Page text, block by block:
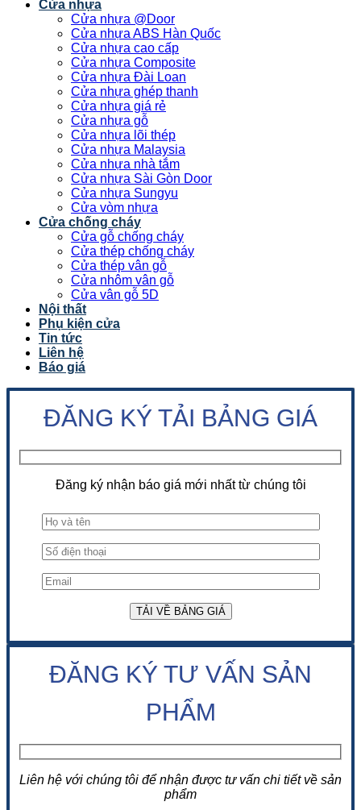
Cửa nhựa
Cửa nhựa @Door
Cửa nhựa ABS Hàn Quốc
Cửa nhựa cao cấp
Cửa nhựa Composite
Cửa nhựa Đài Loan
Cửa nhựa ghép thanh
Cửa nhựa giá rẻ
Cửa nhựa gỗ
Cửa nhựa lõi thép
Cửa nhựa Malaysia
Cửa nhựa nhà tắm
Cửa nhựa Sài Gòn Door
Cửa nhựa Sungyu
Cửa vòm nhựa
Cửa chống cháy
Cửa gỗ chống cháy
Cửa thép chống cháy
Cửa thép vân gỗ
Cửa nhôm vân gỗ
Cửa vân gỗ 5D
Nội thất
Phụ kiện cửa
Tin tức
Liên hệ
Báo giá
ĐĂNG KÝ TẢI BẢNG GIÁ
Đăng ký nhận báo giá mới nhất từ chúng tôi
ĐĂNG KÝ TƯ VẤN SẢN
PHẨM
Liên hệ với chúng tôi để nhận được tư vấn chi tiết về sản
phẩm